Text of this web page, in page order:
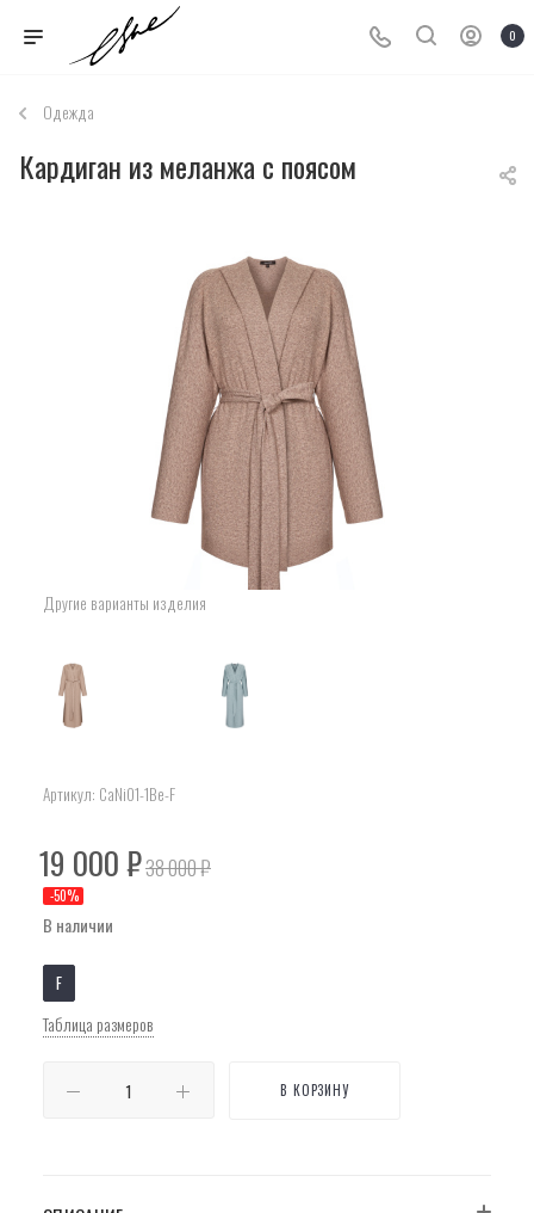
0
Одежда
Кардиган из меланжа с поясом
Другие варианты изделия
Артикул: CaNi01-1Be-F
19 000₽38 000₽
-50%
В наличии
F
Таблица размеров
В КОРЗИНУ